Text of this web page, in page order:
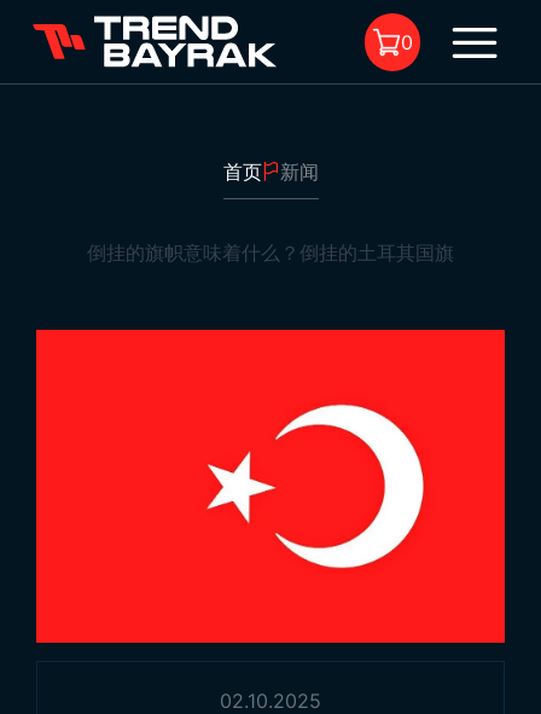
0
首页 新闻
倒挂的旗帜意味着什么？倒挂的土耳其国旗
02.10.2025